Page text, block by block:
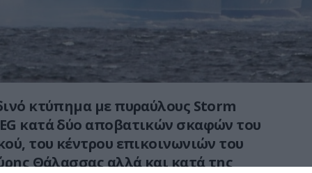
κτύπημα με πυραύλους Storm
EG κατά δύο αποβατικών σκαφών του
του κέντρου επικοινωνιών του
Θάλασσας αλλά και κατά της